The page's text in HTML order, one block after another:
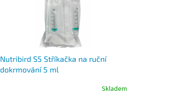
Nutribird S5 Stříkačka na ruční
dokrmování 5 ml
Skladem